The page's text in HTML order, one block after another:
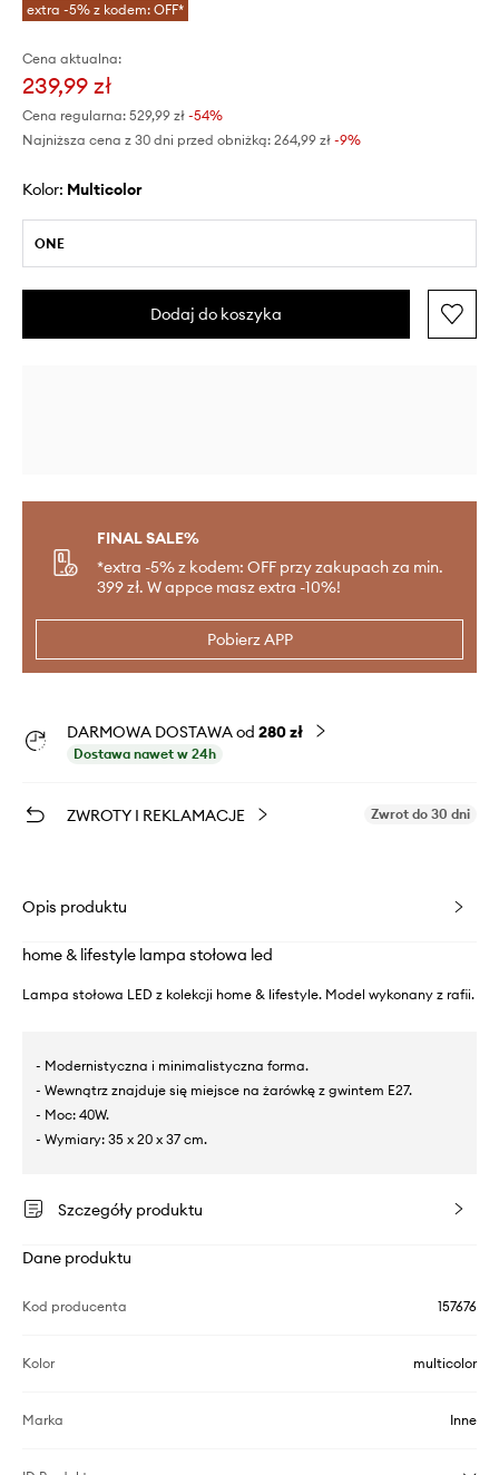
extra -5% z kodem: OFF*
Cena aktualna:
239,99 zł
Cena regularna: 529,99 zł -54%
Najniższa cena z 30 dni przed obniżką: 264,99 zł -9%
Kolor: multicolor
ONE
Dodaj do koszyka
FINAL SALE%
*extra -5% z kodem: OFF przy zakupach za min.
399 zł. W appce masz extra -10%!
Pobierz APP
DARMOWA DOSTAWA od 280 zł
Dostawa nawet w 24h
ZWROTY I REKLAMACJE Zwrot do 30 dni
Opis produktu
home & lifestyle lampa stołowa led
Lampa stołowa LED z kolekcji home & lifestyle. Model wykonany z rafii.
- Modernistyczna i minimalistyczna forma.
- Wewnątrz znajduje się miejsce na żarówkę z gwintem E27.
- Moc: 40W.
- Wymiary: 35 x 20 x 37 cm.
Szczegóły produktu
Dane produktu
Kod producenta 157676
Kolor multicolor
Marka Inne